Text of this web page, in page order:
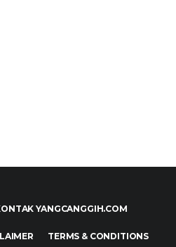
YANGCANGGIH.COM
TERMS & CONDITIONS